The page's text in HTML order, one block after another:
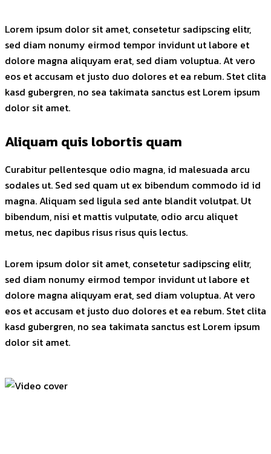
Lorem ipsum dolor sit amet, consetetur sadipscing elitr,
sed diam nonumy eirmod tempor invidunt ut labore et
dolore magna aliquyam erat, sed diam voluptua. At vero
eos et accusam et justo duo dolores et ea rebum. Stet clita
kasd gubergren, no sea takimata sanctus est Lorem ipsum
dolor sit amet.
Aliquam quis lobortis quam
Curabitur pellentesque odio magna, id malesuada arcu
sodales ut. Sed sed quam ut ex bibendum commodo id id
magna. Aliquam sed ligula sed ante blandit volutpat. Ut
bibendum, nisi et mattis vulputate, odio arcu aliquet
metus, nec dapibus risus risus quis lectus.
Lorem ipsum dolor sit amet, consetetur sadipscing elitr,
sed diam nonumy eirmod tempor invidunt ut labore et
dolore magna aliquyam erat, sed diam voluptua. At vero
eos et accusam et justo duo dolores et ea rebum. Stet clita
kasd gubergren, no sea takimata sanctus est Lorem ipsum
dolor sit amet.